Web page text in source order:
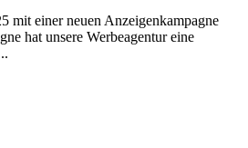
mit einer neuen Anzeigenkampagne
hat unsere Werbeagentur eine